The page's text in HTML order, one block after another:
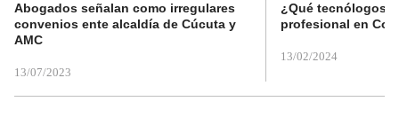
Abogados señalan como irregulares
convenios ente alcaldía de Cúcuta y
AMC
13/07/2023
¿Qué tecnólogos
profesional en
13/02/2024